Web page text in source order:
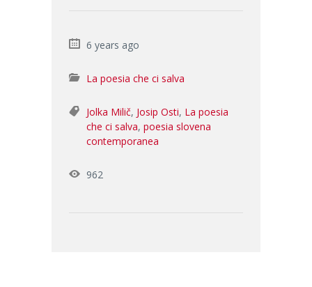
6 years ago
La poesia che ci salva
Jolka Milič, Josip Osti, La poesia
che ci salva, poesia slovena
contemporanea
962